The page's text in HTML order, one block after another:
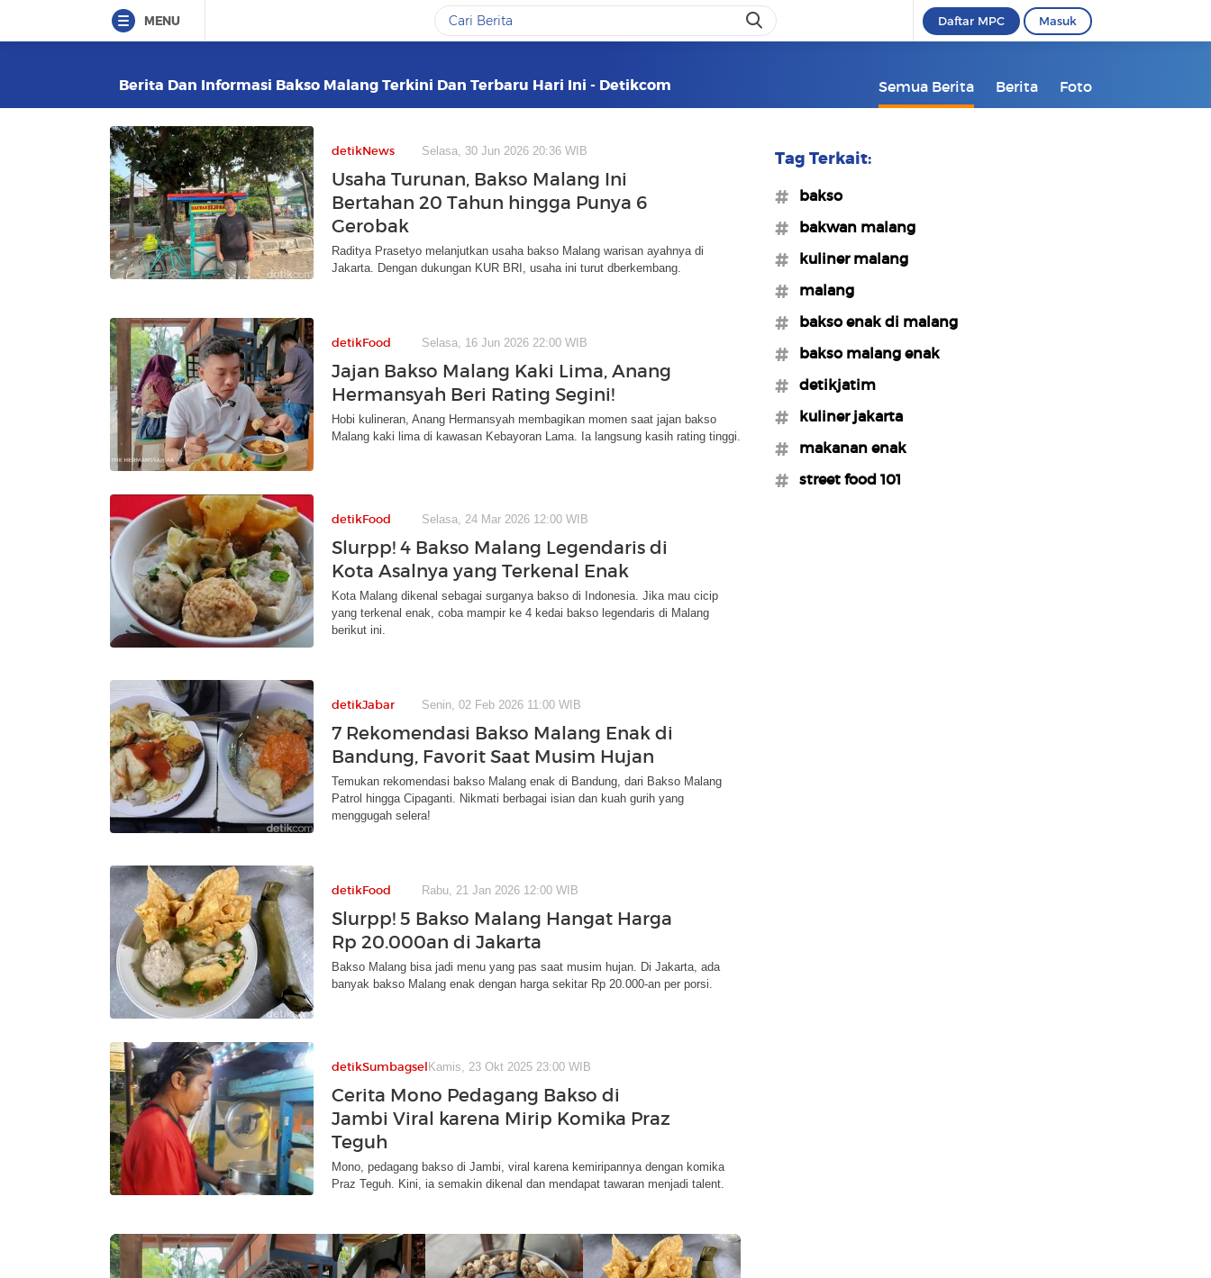
MENU Daftar MPC Masuk
Berita Dan Informasi Bakso Malang Terkini Dan Terbaru Hari Ini - Detikcom Semua Berita Berita Foto
detikNews Selasa, 30 Jun 2026 20:36 WIB
Usaha Turunan, Bakso Malang Ini
Bertahan 20 Tahun hingga Punya 6
Gerobak
Raditya Prasetyo melanjutkan usaha bakso Malang warisan ayahnya di
Jakarta. Dengan dukungan KUR BRI, usaha ini turut dberkembang.
detikFood Selasa, 16 Jun 2026 22:00 WIB
Jajan Bakso Malang Kaki Lima, Anang
Hermansyah Beri Rating Segini!
Hobi kulineran, Anang Hermansyah membagikan momen saat jajan bakso
Malang kaki lima di kawasan Kebayoran Lama. Ia langsung kasih rating tinggi.
detikFood Selasa, 24 Mar 2026 12:00 WIB
Slurpp! 4 Bakso Malang Legendaris di
Kota Asalnya yang Terkenal Enak
Kota Malang dikenal sebagai surganya bakso di Indonesia. Jika mau cicip
yang terkenal enak, coba mampir ke 4 kedai bakso legendaris di Malang
berikut ini.
detikJabar Senin, 02 Feb 2026 11:00 WIB
7 Rekomendasi Bakso Malang Enak di
Bandung, Favorit Saat Musim Hujan
Temukan rekomendasi bakso Malang enak di Bandung, dari Bakso Malang
Patrol hingga Cipaganti. Nikmati berbagai isian dan kuah gurih yang
menggugah selera!
detikFood Rabu, 21 Jan 2026 12:00 WIB
Slurpp! 5 Bakso Malang Hangat Harga
Rp 20.000an di Jakarta
Bakso Malang bisa jadi menu yang pas saat musim hujan. Di Jakarta, ada
banyak bakso Malang enak dengan harga sekitar Rp 20.000-an per porsi.
detikSumbagsel Kamis, 23 Okt 2025 23:00 WIB
Cerita Mono Pedagang Bakso di
Jambi Viral karena Mirip Komika Praz
Teguh
Mono, pedagang bakso di Jambi, viral karena kemiripannya dengan komika
Praz Teguh. Kini, ia semakin dikenal dan mendapat tawaran menjadi talent.
Tag Terkait:
#bakso
#bakwan malang
#kuliner malang
#malang
#bakso enak di malang
#bakso malang enak
#detikjatim
#kuliner jakarta
#makanan enak
#street food 101